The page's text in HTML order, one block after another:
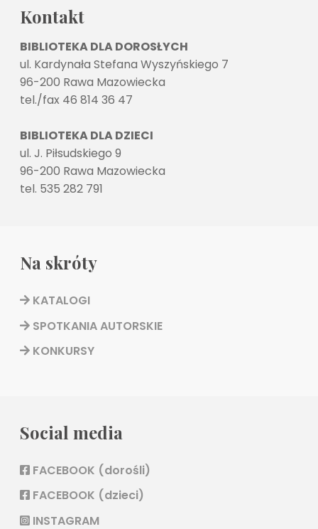
Kontakt
BIBLIOTEKA DLA DOROSŁYCH
ul. Kardynała Stefana Wyszyńskiego 7
96-200 Rawa Mazowiecka
tel./fax 46 814 36 47
BIBLIOTEKA DLA DZIECI
ul. J. Piłsudskiego 9
96-200 Rawa Mazowiecka
tel. 535 282 791
Na skróty
KATALOGI
SPOTKANIA AUTORSKIE
KONKURSY
Social media
FACEBOOK (dorośli)
FACEBOOK (dzieci)
INSTAGRAM